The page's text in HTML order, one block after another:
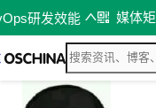
研发效能 媒体